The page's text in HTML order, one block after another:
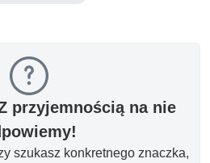
przyjemnością na nie
szukasz konkretnego znaczka,